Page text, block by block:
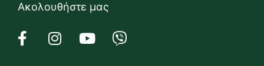
Ακολουθήστε μας